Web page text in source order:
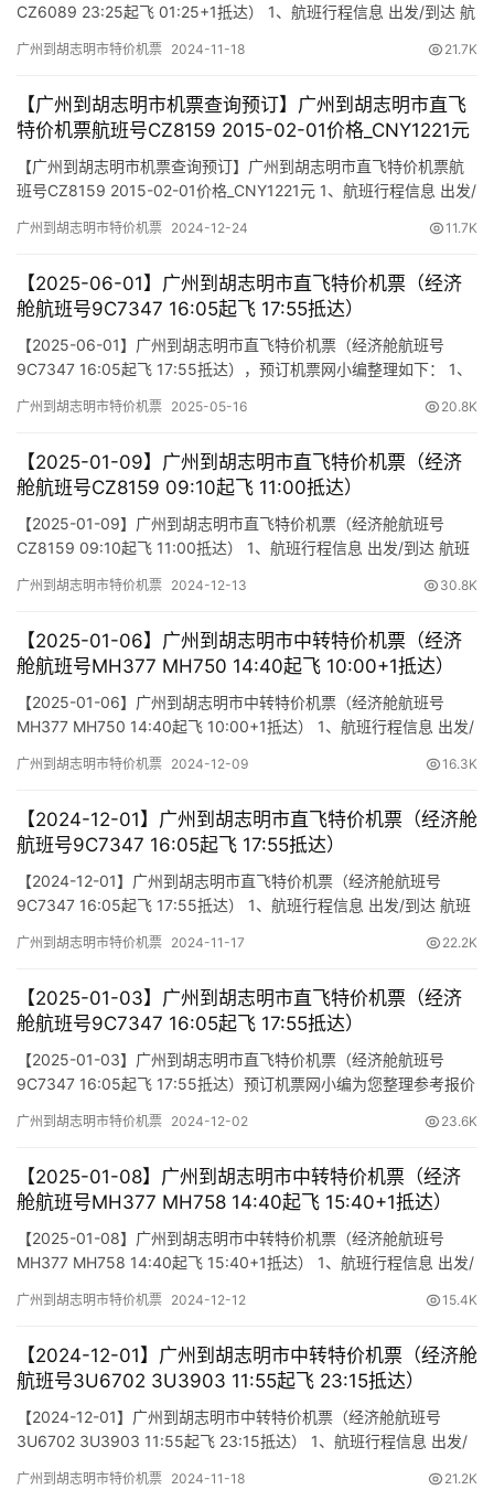
CZ6089 23:25起飞 01:25+1抵达） 1、航班行程信息 出发/到达 航
(Flight) (class) (Departure Time) (Arrival Time) 出发(Take…
广州到胡志明市特价机票 2024-11-18 21.7K
【广州到胡志明市机票查询预订】广州到胡志明市直飞
特价机票航班号CZ8159 2015-02-01价格_CNY1221元
【广州到胡志明市机票查询预订】广州到胡志明市直飞特价机票航
班号CZ8159 2015-02-01价格_CNY1221元 1、航班行程信息 出发/
(Departure/Arrival) (Flight) (class) (Departure Time) (Arrival
广州到胡志明市特价机票 2024-12-24 11.7K
【2025-06-01】广州到胡志明市直飞特价机票（经济
舱航班号9C7347 16:05起飞 17:55抵达）
【2025-06-01】广州到胡志明市直飞特价机票（经济舱航班号
9C7347 16:05起飞 17:55抵达），预订机票网小编整理如下： 1、
(Terminal) (Departure/Arrival) (Flight) (class) (Departure Time)
广州到胡志明市特价机票 2025-05-16 20.8K
【2025-01-09】广州到胡志明市直飞特价机票（经济
舱航班号CZ8159 09:10起飞 11:00抵达）
【2025-01-09】广州到胡志明市直飞特价机票（经济舱航班号
CZ8159 09:10起飞 11:00抵达） 1、航班行程信息 出发/到达 航班
(Flight) (class) (Departure Time) (Arrival Time) 出发(TakeOf…
广州到胡志明市特价机票 2024-12-13 30.8K
【2025-01-06】广州到胡志明市中转特价机票（经济
舱航班号MH377 MH750 14:40起飞 10:00+1抵达）
【2025-01-06】广州到胡志明市中转特价机票（经济舱航班号
MH377 MH750 14:40起飞 10:00+1抵达） 1、航班行程信息 出发/
(Departure/Arrival) (Flight) (class) (Departure Time) (Arrival
广州到胡志明市特价机票 2024-12-09 16.3K
【2024-12-01】广州到胡志明市直飞特价机票（经济舱
航班号9C7347 16:05起飞 17:55抵达）
【2024-12-01】广州到胡志明市直飞特价机票（经济舱航班号
9C7347 16:05起飞 17:55抵达） 1、航班行程信息 出发/到达 航班
(Flight) (class) (Departure Time) (Arrival Time) 出发(TakeOf…
广州到胡志明市特价机票 2024-11-17 22.2K
【2025-01-03】广州到胡志明市直飞特价机票（经济
舱航班号9C7347 16:05起飞 17:55抵达）
【2025-01-03】广州到胡志明市直飞特价机票（经济舱航班号
9C7347 16:05起飞 17:55抵达）预订机票网小编为您整理参考报价
认，请尽快通知我方操作占位，相关税费需以出票当天为准）
广州到胡志明市特价机票 2024-12-02 23.6K
【2025-01-08】广州到胡志明市中转特价机票（经济
舱航班号MH377 MH758 14:40起飞 15:40+1抵达）
【2025-01-08】广州到胡志明市中转特价机票（经济舱航班号
MH377 MH758 14:40起飞 15:40+1抵达） 1、航班行程信息 出发/
(Departure/Arrival) (Flight) (class) (Departure Time) (Arrival
广州到胡志明市特价机票 2024-12-12 15.4K
【2024-12-01】广州到胡志明市中转特价机票（经济舱
航班号3U6702 3U3903 11:55起飞 23:15抵达）
【2024-12-01】广州到胡志明市中转特价机票（经济舱航班号
3U6702 3U3903 11:55起飞 23:15抵达） 1、航班行程信息 出发/
广州到胡志明市特价机票 2024-11-18 21.2K